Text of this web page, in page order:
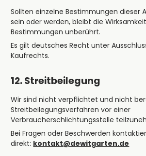
Sollten einzelne Bestimmungen dieser
sein oder werden, bleibt die
Bestimmungen unberührt.
Es gilt deutsches Recht unter
Kaufrechts.
12. Streitbeilegung
Wir sind nicht verpflichtet und nicht
Streitbeilegungsverfahren vor einer
Verbraucherschlichtungsstelle
Bei Fragen oder Beschwerden
direkt: kontakt@dewitgarten.de